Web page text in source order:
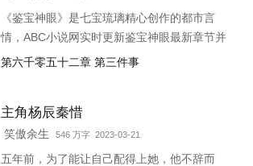
《鉴宝神眼》是七宝琉璃精心创作的都市言
情，ABC小说网实时更新鉴宝神眼最新章节并
且提供无弹窗阅读，书友所发表的鉴宝神眼评
第六千零五十二章 第三件事
主角杨辰秦惜
笑傲余生 546 万字 2023-03-21
五年前，为了能让自己配得上她，他不辞而